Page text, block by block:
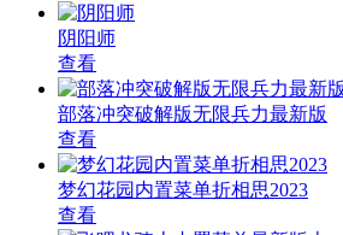
阴阳师
查看
部落冲突破解版无限兵力最新版
查看
梦幻花园内置菜单折相思2023
查看